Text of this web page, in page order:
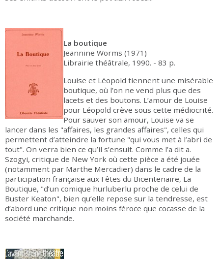
La boutique
Jeannine Worms (1971)
Librairie théâtrale, 1990. - 83 p.
Louise et Léopold tiennent une misérable
boutique, où l’on ne vend plus que des
lacets et des boutons. L’amour de Louise
pour Léopold crève sous cette médiocrité.
Pour sauver son amour, Louise va se
lancer dans les "affaires, les grandes affaires", celles qui
permettent d’atteindre la fortune "qui vous met à l’abri de
tout". On verra bien ce qu’il s’ensuit. Comme l’a dit a.
Szogyi, critique de New York où cette pièce a été jouée
(notamment par Marthe Mercadier) dans le cadre de la
participation française aux Fêtes du Bicentenaire, La
Boutique, "d’un comique hurluberlu proche de celui de
Buster Keaton", bien qu’elle repose sur la tendresse, est
d’abord une critique non moins féroce que cocasse de la
société marchande.